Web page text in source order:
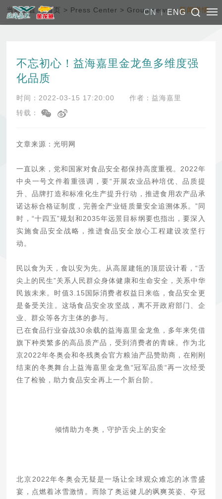
CN ENG
当前位置：首页 > Press Center > Group news > 新闻详情
不忘初心！益海嘉里金龙鱼多维度强
化品质
时间：2022-03-15 17:20:00
作者：益海嘉里
转载：
文章来源：光明网
一直以来，党和国家对食品安全都保持高度重视。2022年
中央一号文件着重强调，要“开展农业品种培优、品质提
升、品牌打造和标准化生产提升行动，推进食用农产品承
诺达标合格证制度，完善全产业链质量安全追溯体系。”同
时，“十四五”规划和2035年远景目标纲要也指出，要深入
实施食品安全战略，推进食品安全放心工程建设攻坚行
动。
民以食为天，食以安为先。从高屋建瓴的顶层设计看，“舌
尖上的民生”关系人民群众身体健康和生命安全，关系中华
民族未来。时值3.15国际消费者权益日来临，食品安全更
是备受关注。这场食品安全攻坚战，离不开政府部门、企
业、群众等各方主体的参与。
已在食品行业奋战30余载的益海嘉里金龙鱼，多年来凭借
旗下种类繁多的高品质产品，受到消费者的青睐。作为北
京2022年冬奥会和冬残奥会官方粮油产品赞助商，在刚刚
结束的冬奥舞台上益海嘉里金龙鱼“冠军品质“再一次经受
住了检验，助力食品安全再上一个新台阶。
倾情助力冬奥，守护舌尖上的安全
北京2022年冬奥会无疑是一场让全球观众难忘的冰雪盛
宴，点燃着冰雪激情。而除了奥运健儿的飒爽英姿、夺冠